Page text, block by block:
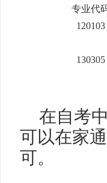
专业代
120103
130305
在自考
可以在家
可。